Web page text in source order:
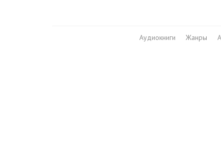
Аудиокниги Жанры